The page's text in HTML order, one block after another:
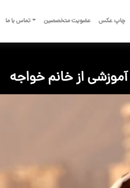
چاپ عکس عضویت متخصصین تماس با ما
آموزشی از خانم خواجه